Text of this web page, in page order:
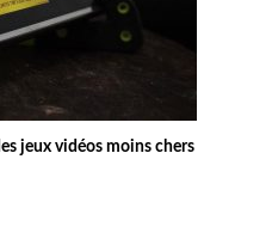
jeux vidéos moins chers